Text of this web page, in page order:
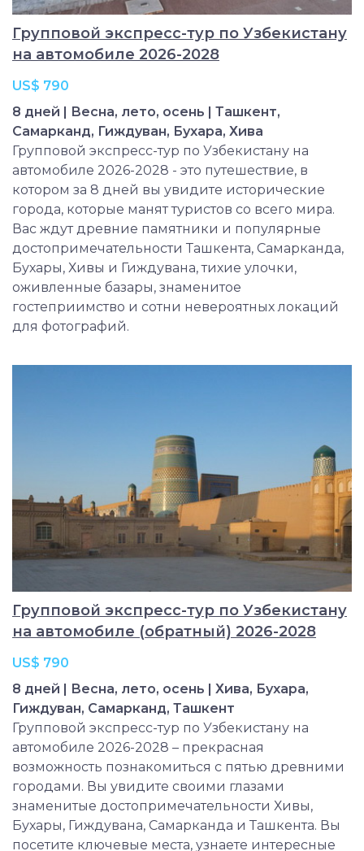
Групповой экспресс-тур по Узбекистану
на автомобиле 2026-2028
US$ 790
8 дней | Весна, лето, осень | Ташкент,
Самарканд, Гиждуван, Бухара, Хива
Групповой экспресс-тур по Узбекистану на
автомобиле 2026-2028 - это путешествие, в
котором за 8 дней вы увидите исторические
города, которые манят туристов со всего мира.
Вас ждут древние памятники и популярные
достопримечательности Ташкента, Самарканда,
Бухары, Хивы и Гиждувана, тихие улочки,
оживленные базары, знаменитое
гостеприимство и сотни невероятных локаций
для фотографий.
Групповой экспресс-тур по Узбекистану
на автомобиле (обратный) 2026-2028
US$ 790
8 дней | Весна, лето, осень | Хива, Бухара,
Гиждуван, Самарканд, Ташкент
Групповой экспресс-тур по Узбекистану на
автомобиле 2026-2028 – прекрасная
возможность познакомиться с пятью древними
городами. Вы увидите своими глазами
знаменитые достопримечательности Хивы,
Бухары, Гиждувана, Самарканда и Ташкента. Вы
посетите ключевые места, узнаете интересные